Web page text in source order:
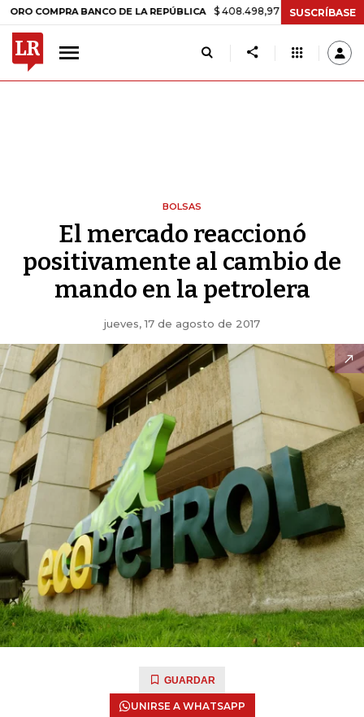
BANCO DE LA REPÚBLICA $ 408.498,97 +$ 8.753,81 +2,19%
SUSCRÍBASE
BOLSAS
El mercado reaccionó
positivamente al cambio de
mando en la petrolera
jueves, 17 de agosto de 2017
GUARDAR
UNIRSE A WHATSAPP